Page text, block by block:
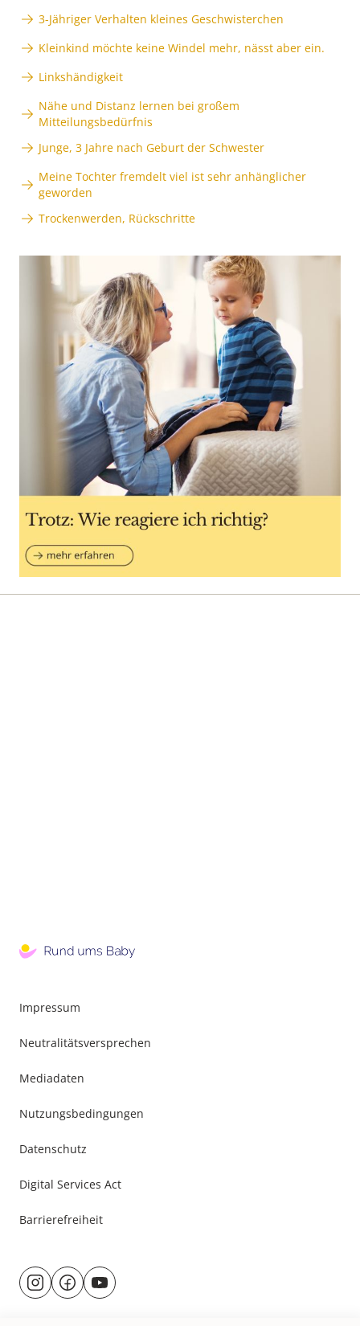
3-Jähriger Verhalten kleines Geschwisterchen
Kleinkind möchte keine Windel mehr, nässt aber ein.
Linkshändigkeit
Nähe und Distanz lernen bei großem
Mitteilungsbedürfnis
Junge, 3 Jahre nach Geburt der Schwester
Meine Tochter fremdelt viel ist sehr anhänglicher
geworden
Trockenwerden, Rückschritte
Impressum
Neutralitätsversprechen
Mediadaten
Nutzungsbedingungen
Datenschutz
Digital Services Act
Barrierefreiheit
Besuche
uns@rund.ums.baby
facebook.com/rundumsbaby.de
youtube.com/@rundumsbaby_